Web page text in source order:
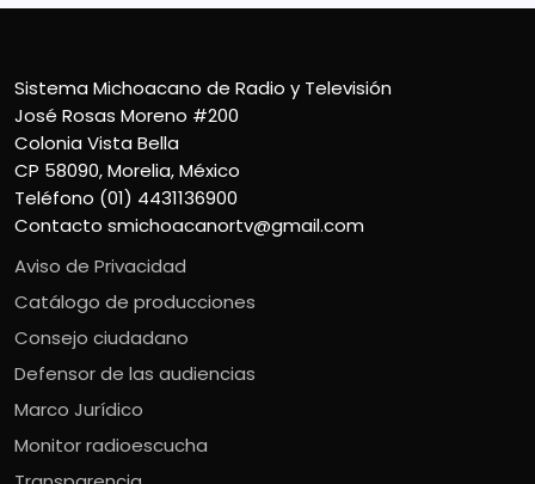
Sistema Michoacano de Radio y Televisión
José Rosas Moreno #200
Colonia Vista Bella
CP 58090, Morelia, México
Teléfono (01) 4431136900
Contacto smichoacanortv@gmail.com
Aviso de Privacidad
Catálogo de producciones
Consejo ciudadano
Defensor de las audiencias
Marco Jurídico
Monitor radioescucha